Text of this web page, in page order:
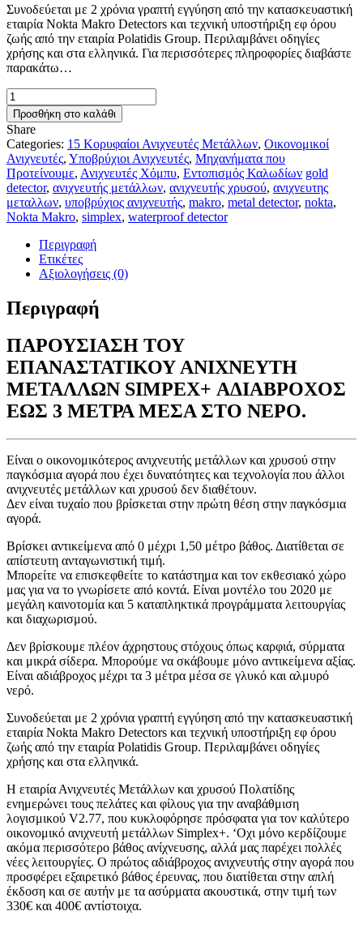
Συνοδεύεται με 2 χρόνια γραπτή εγγύηση από την κατασκευαστική
εταιρία Nokta Makro Detectors και τεχνική υποστήριξη εφ όρου
ζωής από την εταιρία Polatidis Group. Περιλαμβάνει οδηγίες
χρήσης και στα ελληνικά. Για περισσότερες πληροφορίες διαβάστε
παρακάτω…
Nokta
Makro
Simplex+
ποσότητα
Προσθήκη στο καλάθι
Share
Categories: 15 Κορυφαίοι Ανιχνευτές Μετάλλων, Οικονομικοί
Ανιχνευτές, Υποβρύχιοι Ανιχνευτές, Μηχανήματα που
Προτείνουμε, Ανιχνευτές Χόμπυ, Εντοπισμός Καλωδίων gold
detector, ανιχνευτής μετάλλων, ανιχνευτής χρυσού, ανιχνευτης
μεταλλων, υποβρύχιος ανιχνευτής, makro, metal detector, nokta,
Nokta Makro, simplex, waterproof detector
Περιγραφή
Ετικέτες
Αξιολογήσεις (0)
Περιγραφή
ΠΑΡΟΥΣΙΑΣΗ ΤΟΥ
ΕΠΑΝΑΣΤΑΤΙΚΟΥ ΑΝΙΧΝΕΥΤΗ
ΜΕΤΑΛΛΩΝ SIMPEX+ ΑΔΙΑΒΡΟΧΟΣ
ΕΩΣ 3 ΜΕΤΡΑ ΜΕΣΑ ΣΤΟ ΝΕΡΟ.
Είναι ο οικονομικότερος ανιχνευτής μετάλλων και χρυσού στην
παγκόσμια αγορά που έχει δυνατότητες και τεχνολογία που άλλοι
ανιχνευτές μετάλλων και χρυσού δεν διαθέτουν.
Δεν είναι τυχαίο που βρίσκεται στην πρώτη θέση στην παγκόσμια
αγορά.
Βρίσκει αντικείμενα από 0 μέχρι 1,50 μέτρο βάθος. Διατίθεται σε
απίστευτη ανταγωνιστική τιμή.
Μπορείτε να επισκεφθείτε το κατάστημα και τον εκθεσιακό χώρο
μας για να το γνωρίσετε από κοντά. Είναι μοντέλο του 2020 με
μεγάλη καινοτομία και 5 καταπληκτικά προγράμματα λειτουργίας
και διαχωρισμού.
Δεν βρίσκουμε πλέον άχρηστους στόχους όπως καρφιά, σύρματα
και μικρά σίδερα. Μπορούμε να σκάβουμε μόνο αντικείμενα αξίας.
Είναι αδιάβροχος μέχρι τα 3 μέτρα μέσα σε γλυκό και αλμυρό
νερό.
Συνοδεύεται με 2 χρόνια γραπτή εγγύηση από την κατασκευαστική
εταιρία Nokta Makro Detectors και τεχνική υποστήριξη εφ όρου
ζωής από την εταιρία Polatidis Group. Περιλαμβάνει οδηγίες
χρήσης και στα ελληνικά.
H εταιρία Ανιχνευτές Μετάλλων και χρυσού Πολατίδης
ενημερώνει τους πελάτες και φίλους για την αναβάθμιση
λογισμικού V2.77, που κυκλοφόρησε πρόσφατα για τον καλύτερο
οικονομικό ανιχνευτή μετάλλων Simplex+. ‘Oχι μόνο κερδίζουμε
ακόμα περισσότερο βάθος ανίχνευσης, αλλά μας παρέχει πολλές
νέες λειτουργίες. Ο πρώτος αδιάβροχος ανιχνευτής στην αγορά που
προσφέρει εξαιρετικό βάθος έρευνας, που διατίθεται στην απλή
έκδοση και σε αυτήν με τα ασύρματα ακουστικά, στην τιμή των
330€ και 400€ αντίστοιχα.